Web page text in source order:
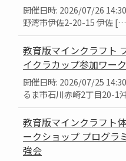
開催日時: 2026/07/26
野湾市伊佐2-20-15 伊佐
教育版マインクラフト
イクラカップ参加ワー
開催日時: 2026/07/25
るま市石川赤崎2丁目20-1
教育版マインクラフト
ークショップ プログラ
強会